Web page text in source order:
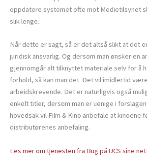
oppdatere systemet ofte mot Medietilsynet
slik lenge.
Når dette er sagt, så er det altså slikt at det
juridisk ansvarlig. Og dersom man ønsker en
gjennomgår alt tilknyttet materiale selv for å
forhold, så kan man det. Det vil imidlertid
arbeidskrevende. Det er naturligvis også
enkelt titler, dersom man er uenige i
hovedsak vil Film & Kino anbefale at kinoene
distributørenes anbefaling.
Les mer om tjenesten fra Bug på UCS sine